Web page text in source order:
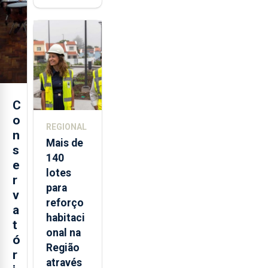
C
o
n
s
e
r
v
a
t
ó
r
está de
aos
Açores
REGIONAL
Mais de
140
lotes
para
reforço
habitaci
onal na
Região
através